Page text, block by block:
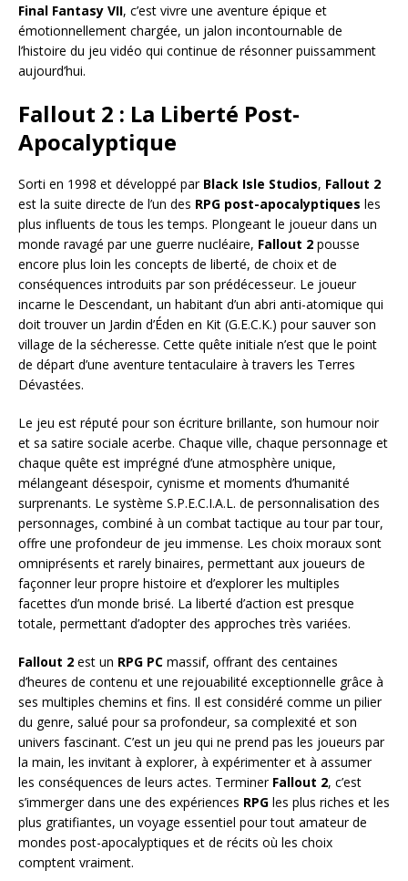
Final Fantasy VII, c’est vivre une aventure épique et
émotionnellement chargée, un jalon incontournable de
l’histoire du jeu vidéo qui continue de résonner puissamment
aujourd’hui.
Fallout 2 : La Liberté Post-
Apocalyptique
Sorti en 1998 et développé par Black Isle Studios, Fallout 2
est la suite directe de l’un des RPG post-apocalyptiques les
plus influents de tous les temps. Plongeant le joueur dans un
monde ravagé par une guerre nucléaire, Fallout 2 pousse
encore plus loin les concepts de liberté, de choix et de
conséquences introduits par son prédécesseur. Le joueur
incarne le Descendant, un habitant d’un abri anti-atomique qui
doit trouver un Jardin d’Éden en Kit (G.E.C.K.) pour sauver son
village de la sécheresse. Cette quête initiale n’est que le point
de départ d’une aventure tentaculaire à travers les Terres
Dévastées.
Le jeu est réputé pour son écriture brillante, son humour noir
et sa satire sociale acerbe. Chaque ville, chaque personnage et
chaque quête est imprégné d’une atmosphère unique,
mélangeant désespoir, cynisme et moments d’humanité
surprenants. Le système S.P.E.C.I.A.L. de personnalisation des
personnages, combiné à un combat tactique au tour par tour,
offre une profondeur de jeu immense. Les choix moraux sont
omniprésents et rarely binaires, permettant aux joueurs de
façonner leur propre histoire et d’explorer les multiples
facettes d’un monde brisé. La liberté d’action est presque
totale, permettant d’adopter des approches très variées.
Fallout 2 est un RPG PC massif, offrant des centaines
d’heures de contenu et une rejouabilité exceptionnelle grâce à
ses multiples chemins et fins. Il est considéré comme un pilier
du genre, salué pour sa profondeur, sa complexité et son
univers fascinant. C’est un jeu qui ne prend pas les joueurs par
la main, les invitant à explorer, à expérimenter et à assumer
les conséquences de leurs actes. Terminer Fallout 2, c’est
s’immerger dans une des expériences RPG les plus riches et les
plus gratifiantes, un voyage essentiel pour tout amateur de
mondes post-apocalyptiques et de récits où les choix
comptent vraiment.